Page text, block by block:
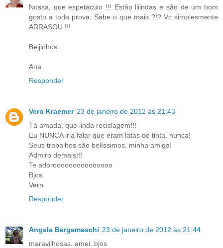
Nossa, que espetáculo !!! Estão liiindas e são de um bom
gosto a toda prova. Sabe o que mais ?!? Vc simplesmente
ARRASOU !!!
Beijinhos
Ana
Responder
Vero Kraemer 23 de janeiro de 2012 às 21:43
Tá amada, que linda reciclagem!!!
Eu NUNCA iria falar que eram latas de tinta, nunca!
Seus trabalhos são belíssimos, minha amiga!
Admiro demais!!!
Te adorooooooooooooooo
Bjos
Vero
Responder
Angela Bergamaschi 23 de janeiro de 2012 às 21:44
maravilhosas..amei..bjos